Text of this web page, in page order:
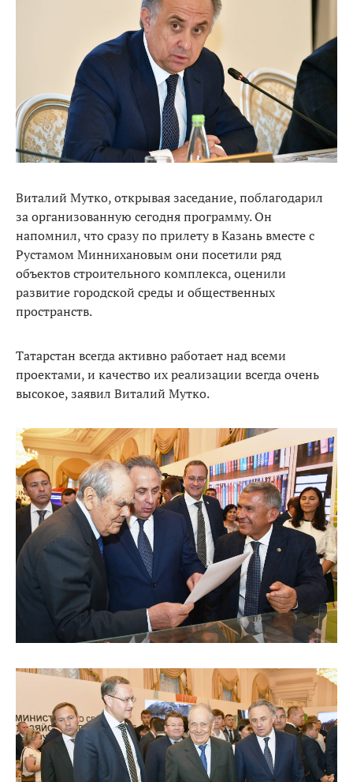
Виталий Мутко, открывая заседание, поблагодарил
за организованную сегодня программу. Он
напомнил, что сразу по прилету в Казань вместе с
Рустамом Миннихановым они посетили ряд
объектов строительного комплекса, оценили
развитие городской среды и общественных
пространств.
Татарстан всегда активно работает над всеми
проектами, и качество их реализации всегда очень
высокое, заявил Виталий Мутко.